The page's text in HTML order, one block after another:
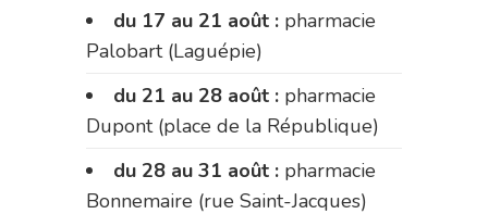
du 17 au 21 août : pharmacie
Palobart (Laguépie)
du 21 au 28 août : pharmacie
Dupont (place de la République)
du 28 au 31 août : pharmacie
Bonnemaire (rue Saint-Jacques)